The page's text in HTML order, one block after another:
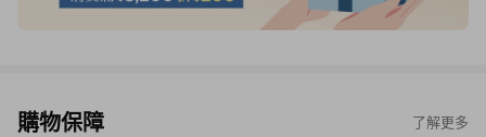
購物保障 了解更多